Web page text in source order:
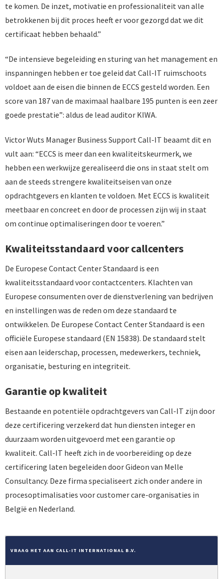
te komen. De inzet, motivatie en professionaliteit van alle
betrokkenen bij dit proces heeft er voor gezorgd dat we dit
certificaat hebben behaald.”
“De intensieve begeleiding en sturing van het management en
inspanningen hebben er toe geleid dat Call-IT ruimschoots
voldoet aan de eisen die binnen de ECCS gesteld worden. Een
score van 187 van de maximaal haalbare 195 punten is een zeer
goede prestatie”: aldus de lead auditor KIWA.
Victor Wuts Manager Business Support Call-IT beaamt dit en
vult aan: “ECCS is meer dan een kwaliteitskeurmerk, we
hebben een werkwijze gerealiseerd die ons in staat stelt om
aan de steeds strengere kwaliteitseisen van onze
opdrachtgevers en klanten te voldoen. Met ECCS is kwaliteit
meetbaar en concreet en door de processen zijn wij in staat
om continue optimaliseringen door te voeren.”
Kwaliteitsstandaard voor callcenters
De Europese Contact Center Standaard is een
kwaliteitsstandaard voor contactcenters. Klachten van
Europese consumenten over de dienstverlening van bedrijven
en instellingen was de reden om deze standaard te
ontwikkelen. De Europese Contact Center Standaard is een
officiële Europese standaard (EN 15838). De standaard stelt
eisen aan leiderschap, processen, medewerkers, techniek,
organisatie, besturing en integriteit.
Garantie op kwaliteit
Bestaande en potentiële opdrachtgevers van Call-IT zijn door
deze certificering verzekerd dat hun diensten integer en
duurzaam worden uitgevoerd met een garantie op
kwaliteit. Call-IT heeft zich in de voorbereiding op deze
certificering laten begeleiden door Gideon van Melle
Consultancy. Deze firma specialiseert zich onder andere in
procesoptimalisaties voor customer care-organisaties in
België en Nederland.
VRAAG HET AAN CALL-IT INTERNATIONAL B.V.